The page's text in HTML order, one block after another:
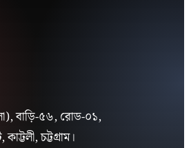
বাড়ি-৫৬, রোড-০১,
চট্টগ্রাম।